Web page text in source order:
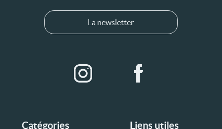
Catégories Liens utiles
La newsletter